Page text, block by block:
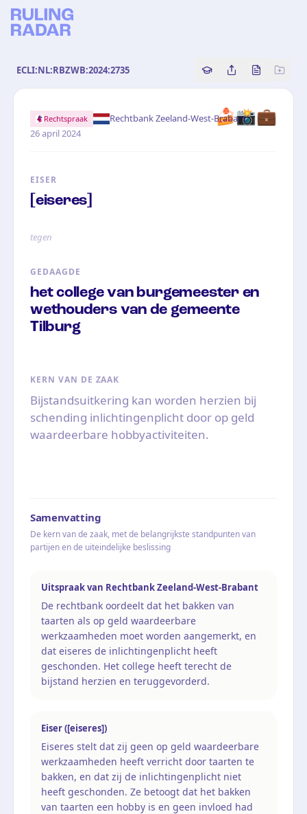
ECLI:NL:RBZWB:2024:2735 Copy source
Share this
Bekijk
🍰📸💼
Rechtspraak Rechtbank Zeeland-West-Brabant·
26 april 2024
EISER
[eiseres]
tegen
GEDAAGDE
het college van burgemeester en
wethouders van de gemeente
Tilburg
KERN VAN DE ZAAK
Bijstandsuitkering kan worden herzien bij
schending inlichtingenplicht door op geld
waardeerbare hobbyactiviteiten.
Samenvatting
De kern van de zaak, met de belangrijkste standpunten van
partijen en de uiteindelijke beslissing
Uitspraak van Rechtbank Zeeland-West-Brabant
De rechtbank oordeelt dat het bakken van
taarten als op geld waardeerbare
werkzaamheden moet worden aangemerkt, en
dat eiseres de inlichtingenplicht heeft
geschonden. Het college heeft terecht de
bijstand herzien en teruggevorderd.
Eiser ([eiseres])
Eiseres stelt dat zij geen op geld waardeerbare
werkzaamheden heeft verricht door taarten te
bakken, en dat zij de inlichtingenplicht niet
heeft geschonden. Ze betoogt dat het bakken
van taarten een hobby is en geen invloed had